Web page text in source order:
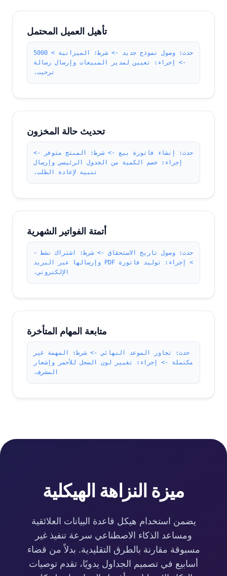
تأهيل العميل المحتمل
حدث: وصول نموذج جديد -> شرط: الميزانية > 5000
-> إجراء: تعيين لمدير المبيعات وإرسال رسالة
ترحيب.
تحديث حالة المخزون
حدث: إنشاء فاتورة بيع -> شرط: المنتج متوفر ->
إجراء: خصم الكمية من الجدول الرئيسي وإرسال
تنبيه لإعادة الطلب.
أتمتة الفواتير الشهرية
حدث: وصول تاريخ الاستحقاق -> شرط: اشتراك نشط -
> إجراء: توليد فاتورة PDF وإرسالها عبر البريد
الإلكتروني.
متابعة المهام المتأخرة
حدث: تجاوز الموعد النهائي -> شرط: المهمة غير
مكتملة -> إجراء: تغيير لون السجل للأحمر وإشعار
المشرف.
ميزة النزاهة الهيكلية
يضمن استخدام هيكل قاعدة البيانات العلائقية
ومساعد الذكاء الاصطناعي سرعة تنفيذ غير
مسبوقة مقارنة بالطرق التقليدية. بدلاً من قضاء
أسابيع في تصميم الجداول يدويًا، تقدم توصيات